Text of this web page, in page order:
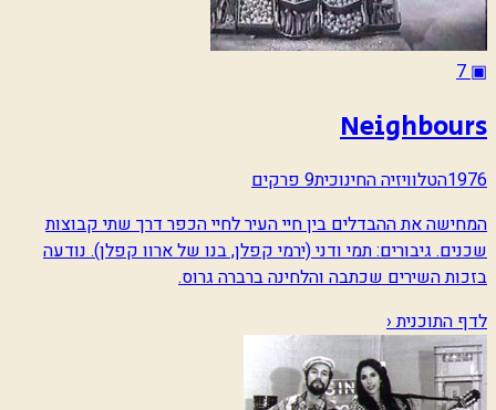
▣
7
Neighbours
1976הטלוויזיה החינוכית9 פרקים
המחישה את ההבדלים בין חיי העיר לחיי הכפר דרך שתי קבוצות
שכנים. גיבורים: תמי ודני (ירמי קפלן, בנו של ארוו קפלן). נודעה
בזכות השירים שכתבה והלחינה ברברה גרוס.
לדף התוכנית ‹